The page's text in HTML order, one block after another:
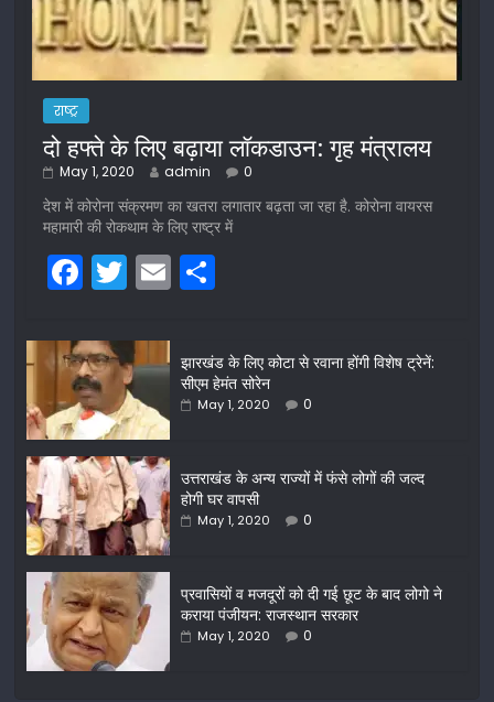
राष्ट्र
दो हफ्ते के लिए बढ़ाया लॉकडाउन: गृह मंत्रालय
May 1, 2020 admin 0
देश में कोरोना संक्रमण का खतरा लगातार बढ़ता जा रहा है. कोरोना वायरस
महामारी की रोकथाम के लिए राष्ट्र में
F
a
c
e
b
o
o
k
T
w
itt
er
E
m
ar
e
झारखंड के लिए कोटा से रवाना होंगी विशेष ट्रेनें:
सीएम हेमंत सोरेन
May 1, 2020 0
उत्तराखंड के अन्य राज्यों में फंसे लोगों की जल्द
होगी घर वापसी
May 1, 2020 0
प्रवासियों व मजदूरों को दी गई छूट के बाद लोगो ने
कराया पंजीयन: राजस्थान सरकार
May 1, 2020 0